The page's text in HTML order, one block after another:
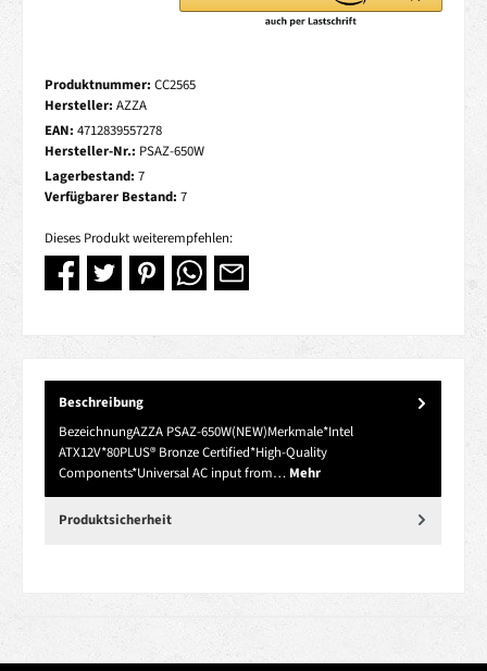
Produktnummer: CC2565
Hersteller: AZZA
EAN: 4712839557278
Hersteller-Nr.: PSAZ-650W
Lagerbestand: 7
Verfügbarer Bestand: 7
Dieses Produkt weiterempfehlen:
Beschreibung
BezeichnungAZZA PSAZ-650W(NEW)Merkmale*Intel
ATX12V*80PLUS® Bronze Certified*High-Quality
Components*Universal AC input from… Mehr
Produktsicherheit